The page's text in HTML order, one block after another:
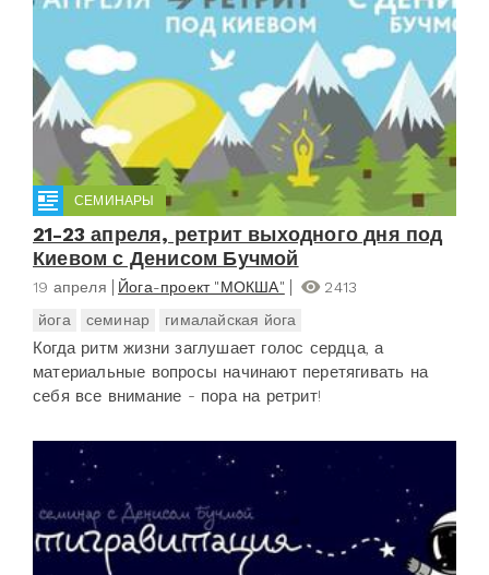
СЕМИНАРЫ
21-23 апреля, ретрит выходного дня под
Киевом с Денисом Бучмой
19 апреля Йога-проект "МОКША"
2413
йога
семинар гималайская йога
Когда ритм жизни заглушает голос сердца, а
материальные вопросы начинают перетягивать на
себя все внимание - пора на ретрит!